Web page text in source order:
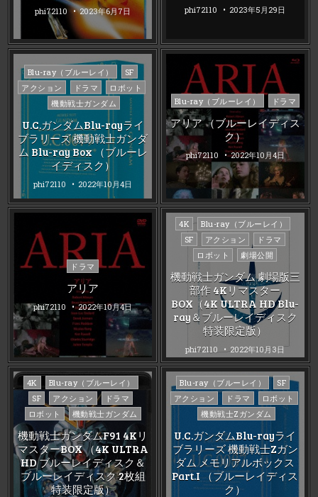
phi72110 2023年6月7日 phi72110 2023年5月29日
Posted
in
Blu-ray（ブルーレイ）
SF
アクション
ドラマ
ロボット
機動戦士ガンダム
U.C.ガンダムBlu-rayライ
ブラリーズ 機動戦士ガンダ
ム Blu-ray Box （ブルーレ
イディスク）
phi72110 2022年10月4日
Posted
in
Blu-ray（ブルーレイ） ドラマ
アリア （ブルーレイディス
ク）
phi72110 2022年10月4日
Posted
in
ドラマ
アリア
phi72110 2022年10月4日
Posted
in
4K
Blu-ray（ブルーレイ）
SF
アクション
ドラマ
ロボット
劇場公開
機動戦士ガンダム 劇場版三
部作 4Kリマスター
BOX（4K ULTRA HD Blu-
ray＆ブルーレイディスク
特装限定版）
phi72110 2022年10月3日
Posted
in
4K
Blu-ray（ブルーレイ）
SF
アクション
ドラマ
ロボット
機動戦士ガンダム
機動戦士ガンダムF91 4Kリ
マスターBOX （4K ULTRA
HD ブルーレイディスク＆
ブルーレイディスク 2枚組
特装限定版）
Posted
in
Blu-ray（ブルーレイ）
SF
アクション
ドラマ
ロボット
機動戦士Zガンダム
U.C.ガンダムBlu-rayライ
ブラリーズ 機動戦士Zガン
ダム メモリアルボックス
Part.I （ブルーレイディス
ク）